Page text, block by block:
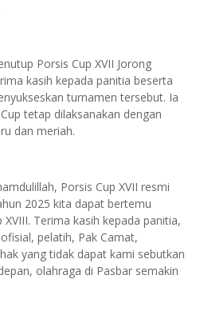
Porsis Cup XVII Jorong
kasih kepada panitia beserta
turnamen tersebut. Ia
tetap dilaksanakan dengan
dan meriah.
Porsis Cup XVII resmi
2025 kita dapat bertemu
Terima kasih kepada panitia,
pelatih, Pak Camat,
yang tidak dapat kami sebutkan
olahraga di Pasbar semakin